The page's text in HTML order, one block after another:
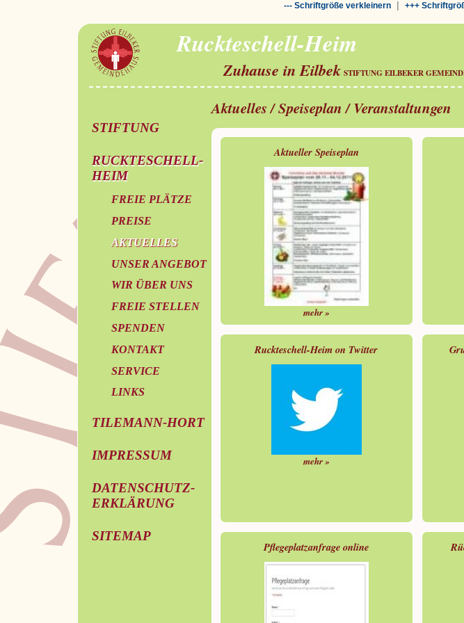
--- Schriftgröße verkleinern| +++
Ruckteschell-Heim
Zuhause in Eilbek STIFTUNG EILBEKER
STIFTUNG
RUCKTESCHELL-
HEIM
FREIE PLÄTZE
PREISE
AKTUELLES
UNSER ANGEBOT
WIR ÜBER UNS
FREIE STELLEN
SPENDEN
KONTAKT
SERVICE
LINKS
TILEMANN-HORT
IMPRESSUM
DATENSCHUTZ-
ERKLÄRUNG
SITEMAP
Aktuelles / Speiseplan / Veranstaltungen
Aktueller Speiseplan
mehr »
Ruckteschell-Heim on Twitter
mehr »
Pflegeplatzanfrage online